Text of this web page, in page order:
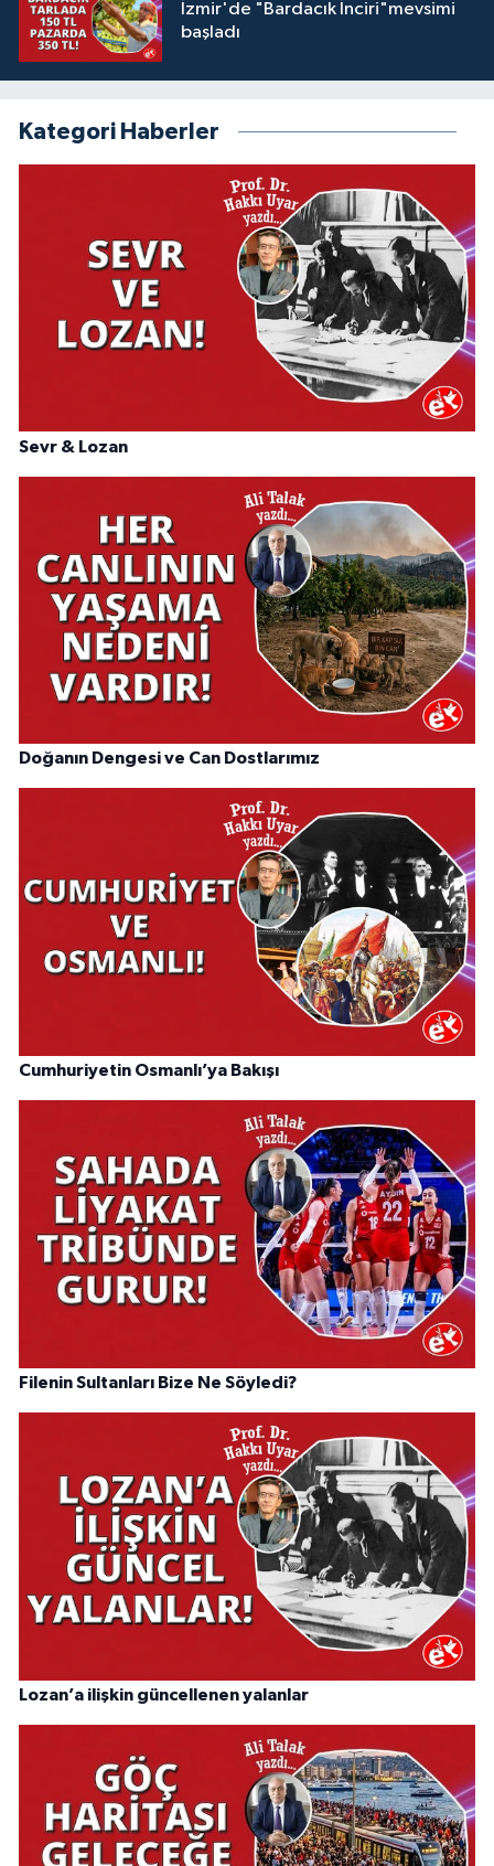
İzmir'de "Bardacık İnciri"mevsimi
başladı
Kategori Haberler
Sevr & Lozan
Doğanın Dengesi ve Can Dostlarımız
Cumhuriyetin Osmanlı’ya Bakışı
Filenin Sultanları Bize Ne Söyledi?
Lozan’a ilişkin güncellenen yalanlar